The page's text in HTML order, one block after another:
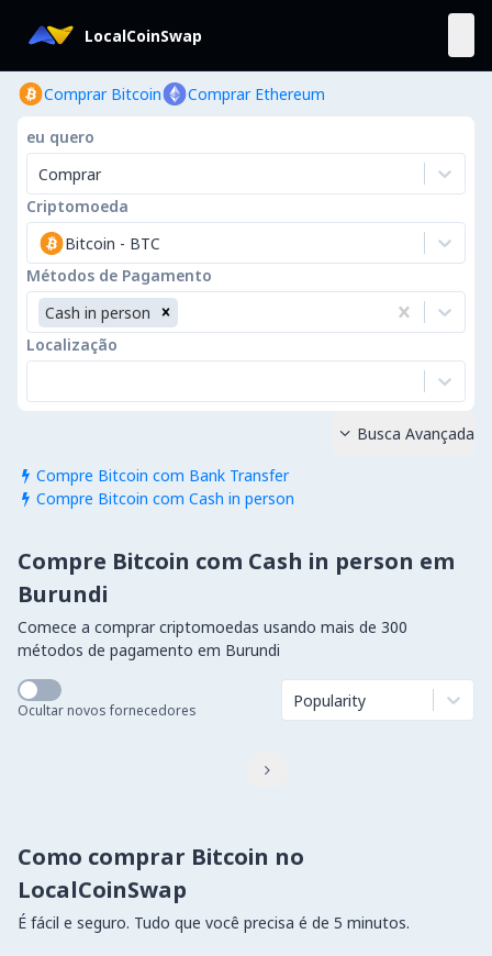
LocalCoinSwap
Comprar Bitcoin Comprar Ethereum
eu quero
Comprar
Criptomoeda
Bitcoin - BTC
Métodos de Pagamento
Cash in person
Localização
 Compre Bitcoin com Bank Transfer
 Compre Bitcoin com Cash in person
 Busca Avançada
Compre Bitcoin com Cash in person em
Burundi
Comece a comprar criptomoedas usando mais de 300
métodos de pagamento em Burundi
Ocultar novos fornecedores Popularity

Como comprar Bitcoin no
LocalCoinSwap
É fácil e seguro. Tudo que você precisa é de 5 minutos.